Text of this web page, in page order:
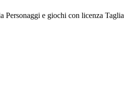
Personaggi e giochi con licenza Taglia